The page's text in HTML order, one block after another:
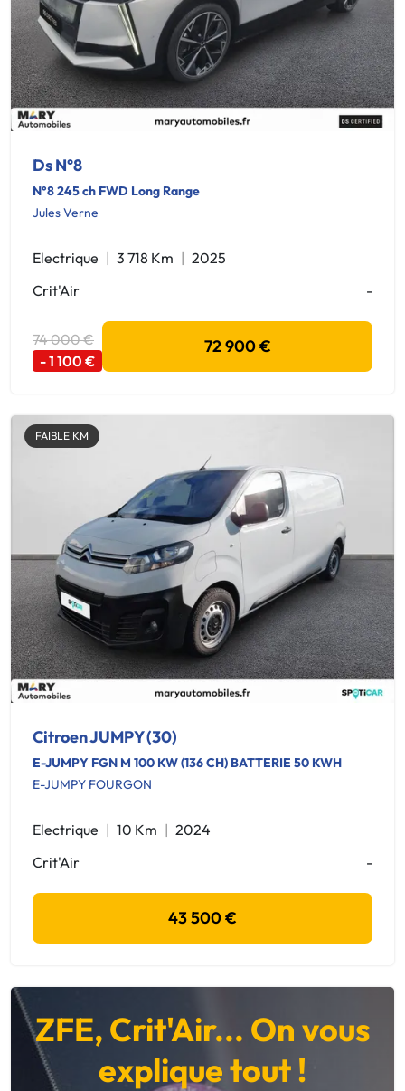
Ds N°8
N°8 245 ch FWD Long Range
Jules Verne
Electrique 3 718 Km
2025
Crit'Air
-
74 000 €
- 1 100 €
72 900 €
FAIBLE KM
Citroen JUMPY (30)
E-JUMPY FGN M 100 KW (136 CH) BATTERIE 50 KWH
E-JUMPY FOURGON
Electrique 10 Km
2024
Crit'Air
-
43 500 €
ZFE, Crit'Air... On vous
explique tout !